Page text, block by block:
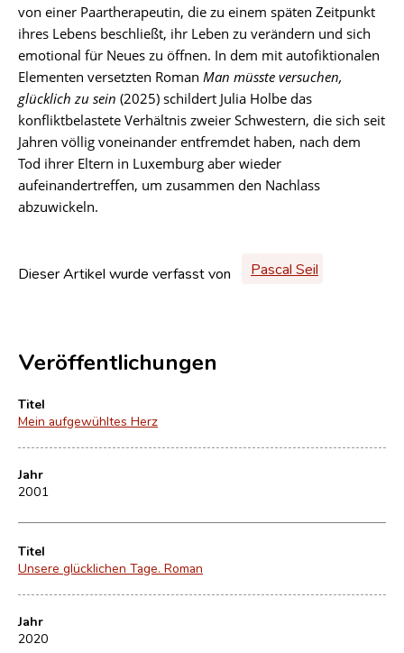
von einer Paartherapeutin, die zu einem späten Zeitpunkt
ihres Lebens beschließt, ihr Leben zu verändern und sich
emotional für Neues zu öffnen. In dem mit autofiktionalen
Elementen versetzten Roman Man müsste versuchen,
glücklich zu sein (2025) schildert Julia Holbe das
konfliktbelastete Verhältnis zweier Schwestern, die sich seit
Jahren völlig voneinander entfremdet haben, nach dem
Tod ihrer Eltern in Luxemburg aber wieder
aufeinandertreffen, um zusammen den Nachlass
abzuwickeln.
Dieser Artikel wurde verfasst von Pascal Seil
Veröffentlichungen
Titel
Mein aufgewühltes Herz
Jahr
2001
Titel
Unsere glücklichen Tage. Roman
Jahr
2020